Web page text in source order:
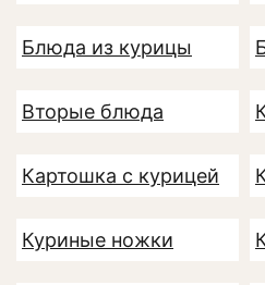
Блюда из курицы
Вторые блюда
Картошка с курицей
Куриные ножки